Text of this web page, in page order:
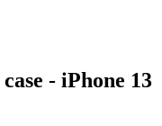
- iPhone 13